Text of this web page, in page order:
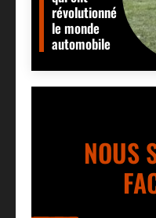
révolutionné
le monde
automobile
NOUS